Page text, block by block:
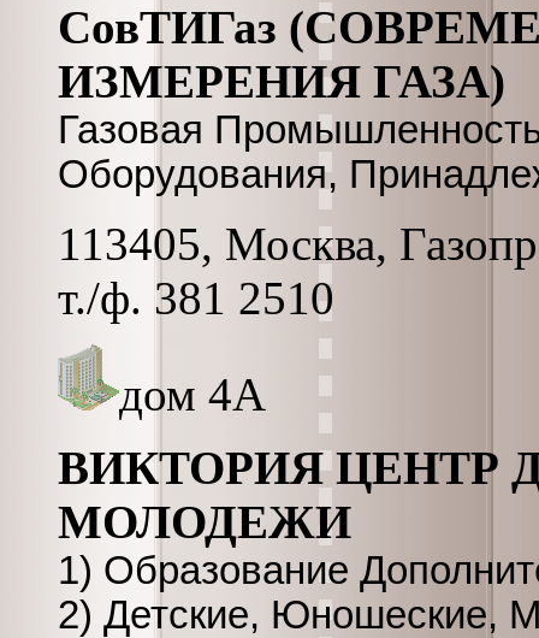
СовТИГаз
ИЗМЕРЕНИЯ ГАЗА)
Газовая
Оборудования,
113405, Москва,
т./ф. 381 2510
дом 4А
ВИКТОРИЯ ЦЕНТР
МОЛОДЕЖИ
1) Образование
2) Детские, Юношеские,